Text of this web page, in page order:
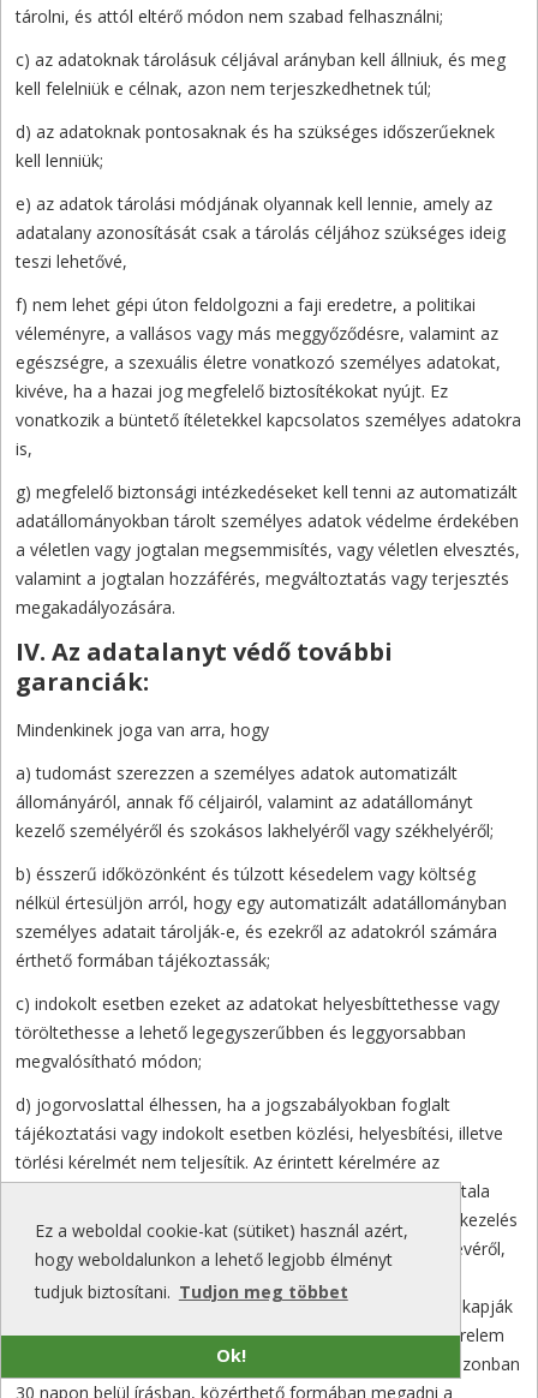
Ez a weboldal cookie-kat (sütiket) használ azért,
hogy weboldalunkon a lehető legjobb élményt
tudjuk biztosítani. Tudjon meg többet
Ok!
tárolni, és attól eltérő módon nem szabad felhasználni;
c) az adatoknak tárolásuk céljával arányban kell állniuk, és meg
kell felelniük e célnak, azon nem terjeszkedhetnek túl;
d) az adatoknak pontosaknak és ha szükséges időszerűeknek
kell lenniük;
e) az adatok tárolási módjának olyannak kell lennie, amely az
adatalany azonosítását csak a tárolás céljához szükséges ideig
teszi lehetővé,
f) nem lehet gépi úton feldolgozni a faji eredetre, a politikai
véleményre, a vallásos vagy más meggyőződésre, valamint az
egészségre, a szexuális életre vonatkozó személyes adatokat,
kivéve, ha a hazai jog megfelelő biztosítékokat nyújt. Ez
vonatkozik a büntető ítéletekkel kapcsolatos személyes adatokra
is,
g) megfelelő biztonsági intézkedéseket kell tenni az automatizált
adatállományokban tárolt személyes adatok védelme érdekében
a véletlen vagy jogtalan megsemmisítés, vagy véletlen elvesztés,
valamint a jogtalan hozzáférés, megváltoztatás vagy terjesztés
megakadályozására.
IV. Az adatalanyt védő további
garanciák:
Mindenkinek joga van arra, hogy
a) tudomást szerezzen a személyes adatok automatizált
állományáról, annak fő céljairól, valamint az adatállományt
kezelő személyéről és szokásos lakhelyéről vagy székhelyéről;
b) ésszerű időközönként és túlzott késedelem vagy költség
nélkül értesüljön arról, hogy egy automatizált adatállományban
személyes adatait tárolják-e, és ezekről az adatokról számára
érthető formában tájékoztassák;
c) indokolt esetben ezeket az adatokat helyesbíttethesse vagy
töröltethesse a lehető legegyszerűbben és leggyorsabban
megvalósítható módon;
d) jogorvoslattal élhessen, ha a jogszabályokban foglalt
tájékoztatási vagy indokolt esetben közlési, helyesbítési, illetve
törlési kérelmét nem teljesítik. Az érintett kérelmére az
adatkezelő tájékoztatást ad az általa kezelt, illetőleg az általa
megbízott feldolgozó által feldolgozott adatairól, az adatkezelés
céljáról, jogalapjáról, időtartamáról, az adatfeldolgozó nevéről,
címéről (székhelyéről) és az adatkezeléssel összefüggő
tevékenységéről, továbbá arról, hogy kik és milyen célból kapják
vagy kapták meg az adatokat. Az adatkezelő köteles a kérelem
benyújtásától számított legrövidebb idő alatt, legfeljebb azonban
30 napon belül írásban, közérthető formában megadni a